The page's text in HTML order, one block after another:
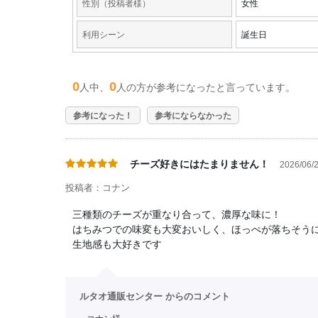
性別（投稿者様） 女性
利用シーン 誕生日
0人中、 0人の方が参考になったと言っています。
参考になった！ 参考にならなかった
チーズ好きにはたまりません！ 2026/06/
投稿者：コナン
三種類のチーズが重なり合って、濃厚な味に！
はちみつでの味変も大変おいしく、ほっぺが落ちそ
生地感も大好きです
ルタオ通販センター からのコメント